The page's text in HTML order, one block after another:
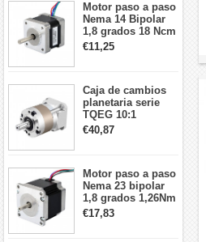
Motor paso a paso
Nema 14 Bipolar
1,8 grados 18 Ncm
0,8 A 5,74 V 35 x
35 x 34 mm 4
€11,25
Caja de cambios
planetaria serie
TQEG 10:1
contragolpe 15
arcmin para motor
€40,87
Motor paso a paso
Nema 23 bipolar
1,8 grados 1,26Nm
2,8A 2,5V
57x57x56mm 4
€17,83